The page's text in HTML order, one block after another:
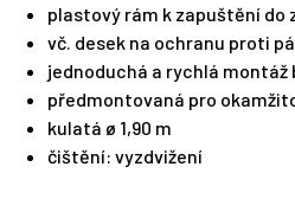
plastový rám k zapuštění do
vč. desek na ochranu proti
jednoduchá a rychlá montáž
předmontovaná pro
kulatá ø 1,90 m
čištění: vyzdvižení